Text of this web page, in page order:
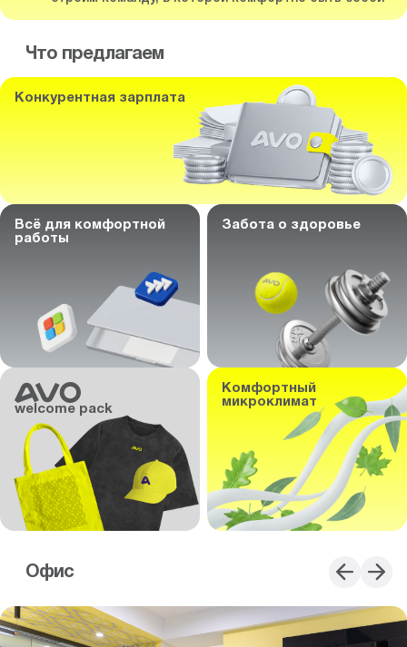
Что предлагаем
Конкурентная зарплата
Всё для комфортной
работы
Забота о здоровье
welcome pack
Комфортный
микроклимат
Офис